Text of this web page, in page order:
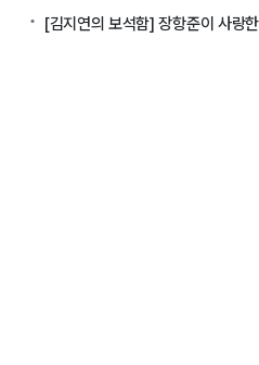
[김지연의 보석함] 장항준이 사랑